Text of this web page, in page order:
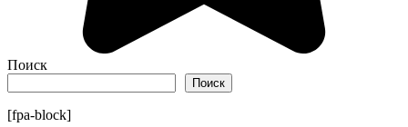
Поиск
Поиск
[fpa-block]